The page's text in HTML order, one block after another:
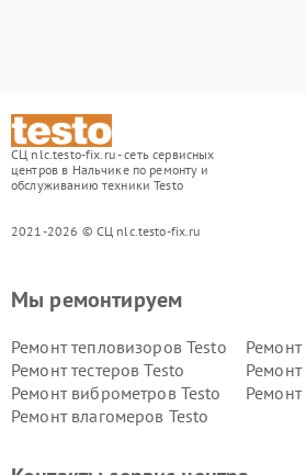
СЦ nlc.testo-fix.ru - сеть сервисных
центров в Нальчике по ремонту и
обслуживанию техники Testo
2021-2026 © СЦ nlc.testo-fix.ru
Мы ремонтируем
Ремонт тепловизоров Testo
Ремонт тестеров Testo
Ремонт
Ремонт виброметров Testo
Ремонт влагомеров Testo